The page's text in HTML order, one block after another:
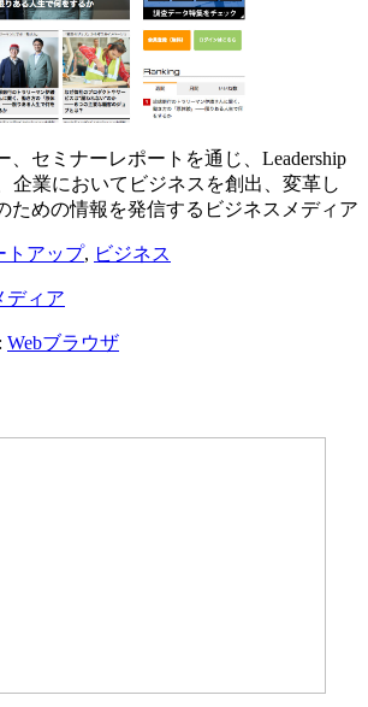
、セミナーレポートを通じ、Leadership
企業においてビジネスを創出、変革し
ための情報を発信するビジネスメディア
トアップ, ビジネス
ディア
Webブラウザ